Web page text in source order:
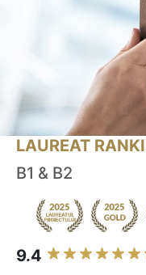
LAUREAT
B1 & B2
9.4